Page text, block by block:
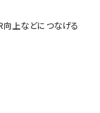
向上などにつなげる